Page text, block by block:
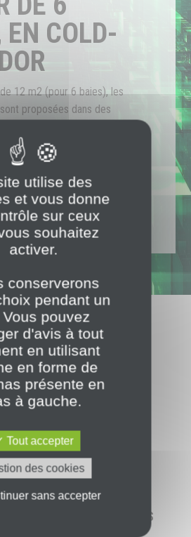
COLD-
12 m2 (pour 6 baies), les
proposées dans des
standard, de connexion aux
de DTiX et d’un contrôle
CLIENTS
collectivité, un opérateur : DTiX
vous accompagne
SERVICES INFORMATIQUES
utilise des
et vous donne
sur ceux
souhaitez
activer.
conserverons
pendant un
pouvez
d'avis à tout
en utilisant
en forme de
présente en
à gauche.
Tout accepter
des cookies
sans accepter